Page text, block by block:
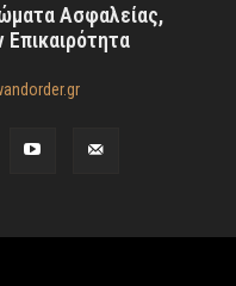
Ασφαλείας,
Επικαιρότητα